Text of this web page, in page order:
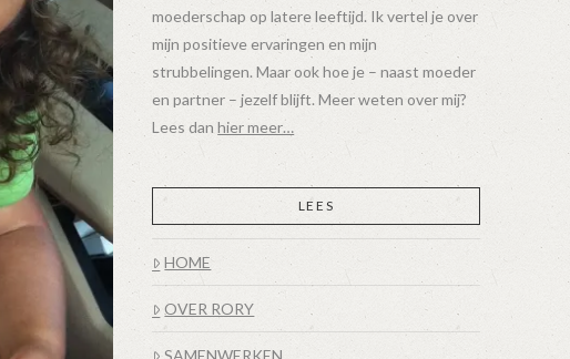
moederschap op latere leeftijd. Ik vertel je over
mijn positieve ervaringen en mijn
strubbelingen. Maar ook hoe je – naast moeder
en partner – jezelf blijft. Meer weten over mij?
Lees danhier meer…
LEES
HOME
OVER RORY
SAMENWERKEN